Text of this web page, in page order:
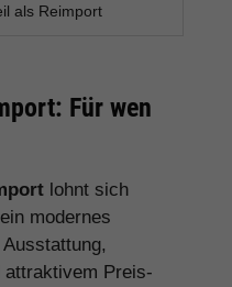
als Reimport
Für wen
lohnt sich
modernes
attraktivem Preis-